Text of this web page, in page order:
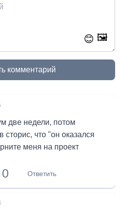
😊 🖼️
комментарий
две недели, потом
сторис, что "он оказался
меня на проект
0 Ответить